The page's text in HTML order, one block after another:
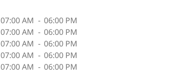
07:00 AM - 06:00 PM
07:00 AM - 06:00 PM
07:00 AM - 06:00 PM
07:00 AM - 06:00 PM
07:00 AM - 06:00 PM